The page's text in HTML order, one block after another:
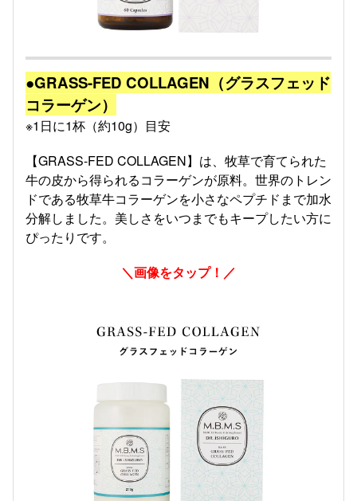
●GRASS-FED COLLAGEN（グラスフェッド
コラーゲン）
※1日に1杯（約10g）目安
【GRASS-FED COLLAGEN】は、牧草で育てられた
牛の皮から得られるコラーゲンが原料。世界のトレン
ドである牧草牛コラーゲンを小さなペプチドまで加水
分解しました。美しさをいつまでもキープしたい方に
ぴったりです。
＼画像をタップ！／